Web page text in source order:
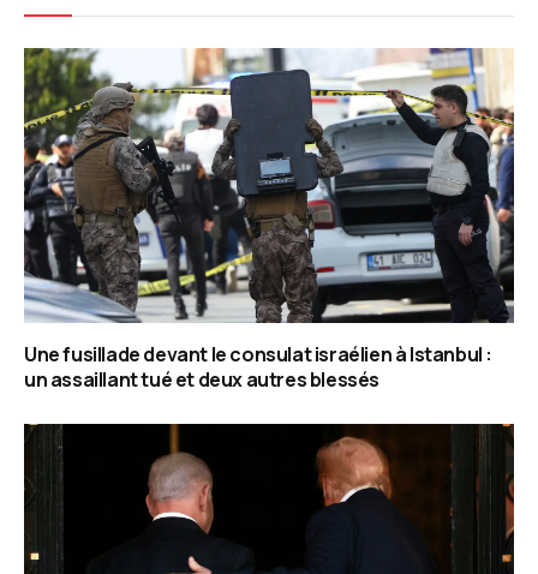
Une fusillade devant le consulat israélien à Istanbul :
un assaillant tué et deux autres blessés